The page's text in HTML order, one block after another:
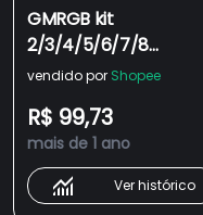
GMRGB kit
2/3/4/5/6/7/8
Computer Case PC
Adjust LED 120mm
Quiet Cooler + Remote
Control 120mm Para
Computador chassis
vendido por Shopee
R$ 99,73
mais de 1 ano
Ver histórico